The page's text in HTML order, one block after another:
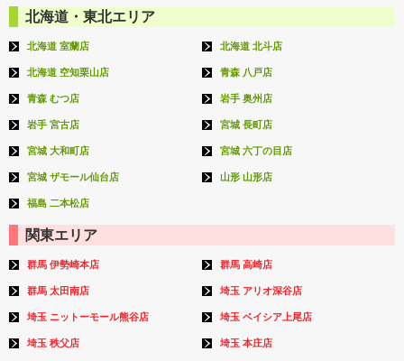
北海道・東北エリア
北海道 室蘭店 北海道 北斗店
北海道 空知栗山店 青森 八戸店
青森 むつ店 岩手 奥州店
岩手 宮古店 宮城 長町店
宮城 大和町店 宮城 六丁の目店
宮城 ザモール仙台店 山形 山形店
福島 二本松店
関東エリア
群馬 伊勢崎本店 群馬 高崎店
群馬 太田南店 埼玉 アリオ深谷店
埼玉 ニットーモール熊谷店 埼玉 ベイシア上尾店
埼玉 秩父店 埼玉 本庄店